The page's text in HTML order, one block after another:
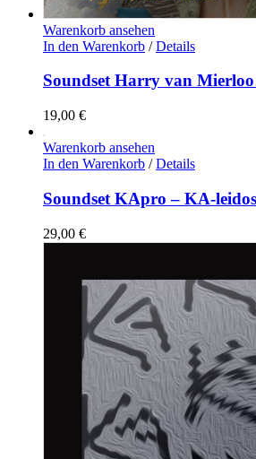
Warenkorb ansehen
In den Warenkorb / Details
Soundset Harry van Mierloo
19,00 €
Warenkorb ansehen
In den Warenkorb / Details
Soundset KApro – KA-
29,00 €